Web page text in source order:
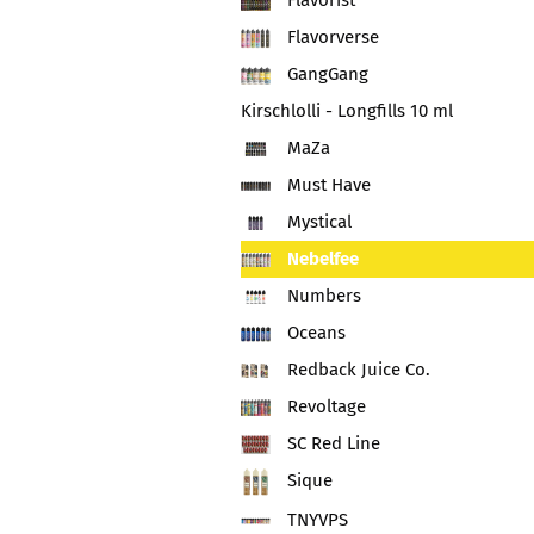
Flavorverse
GangGang
Kirschlolli - Longfills 10 ml
MaZa
Must Have
Mystical
Nebelfee
Numbers
Oceans
Redback Juice Co.
Revoltage
SC Red Line
Sique
TNYVPS